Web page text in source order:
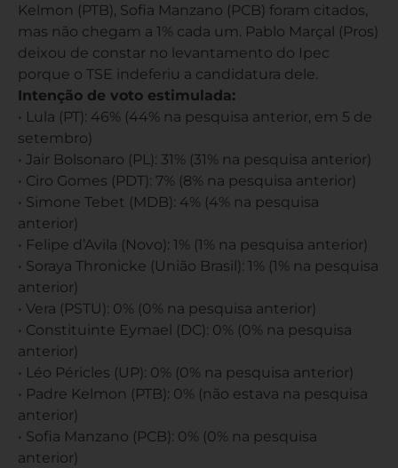
Kelmon (PTB), Sofia Manzano (PCB) foram citados,
mas não chegam a 1% cada um. Pablo Marçal (Pros)
deixou de constar no levantamento do Ipec
porque o TSE indeferiu a candidatura dele.
Intenção de voto estimulada:
• Lula (PT): 46% (44% na pesquisa anterior, em 5 de
setembro)
• Jair Bolsonaro (PL): 31% (31% na pesquisa anterior)
• Ciro Gomes (PDT): 7% (8% na pesquisa anterior)
• Simone Tebet (MDB): 4% (4% na pesquisa
anterior)
• Felipe d’Avila (Novo): 1% (1% na pesquisa anterior)
• Soraya Thronicke (União Brasil): 1% (1% na pesquisa
anterior)
• Vera (PSTU): 0% (0% na pesquisa anterior)
• Constituinte Eymael (DC): 0% (0% na pesquisa
anterior)
• Léo Péricles (UP): 0% (0% na pesquisa anterior)
• Padre Kelmon (PTB): 0% (não estava na pesquisa
anterior)
• Sofia Manzano (PCB): 0% (0% na pesquisa
anterior)